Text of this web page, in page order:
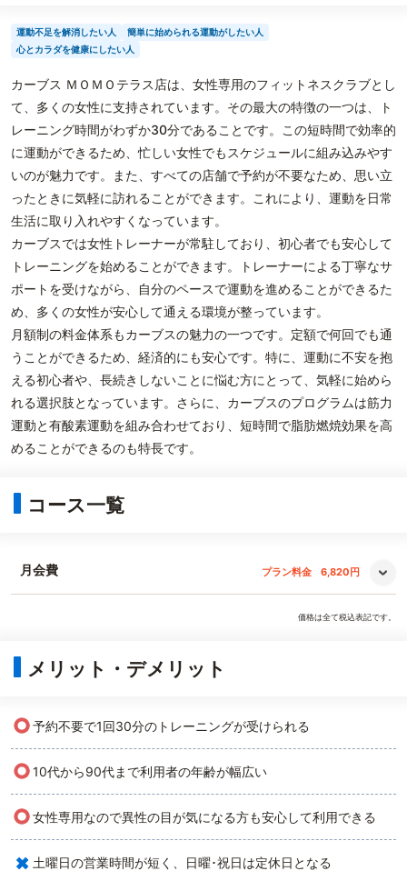
運動不足を解消したい人
簡単に始められる運動がしたい人
心とカラダを健康にしたい人
カーブス ＭＯＭＯテラス店は、女性専用のフィットネスクラブとし
て、多くの女性に支持されています。その最大の特徴の一つは、ト
レーニング時間がわずか30分であることです。この短時間で効率的
に運動ができるため、忙しい女性でもスケジュールに組み込みやす
いのが魅力です。また、すべての店舗で予約が不要なため、思い立
ったときに気軽に訪れることができます。これにより、運動を日常
生活に取り入れやすくなっています。
カーブスでは女性トレーナーが常駐しており、初心者でも安心して
トレーニングを始めることができます。トレーナーによる丁寧なサ
ポートを受けながら、自分のペースで運動を進めることができるた
め、多くの女性が安心して通える環境が整っています。
月額制の料金体系もカーブスの魅力の一つです。定額で何回でも通
うことができるため、経済的にも安心です。特に、運動に不安を抱
える初心者や、長続きしないことに悩む方にとって、気軽に始めら
れる選択肢となっています。さらに、カーブスのプログラムは筋力
運動と有酸素運動を組み合わせており、短時間で脂肪燃焼効果を高
めることができるのも特長です。
コース一覧
月会費 プラン料金 6,820円
価格は全て税込表記です。
メリット・デメリット
○予約不要で1回30分のトレーニングが受けられる
○10代から90代まで利用者の年齢が幅広い
○女性専用なので異性の目が気になる方も安心して利用できる
× 土曜日の営業時間が短く、日曜･祝日は定休日となる